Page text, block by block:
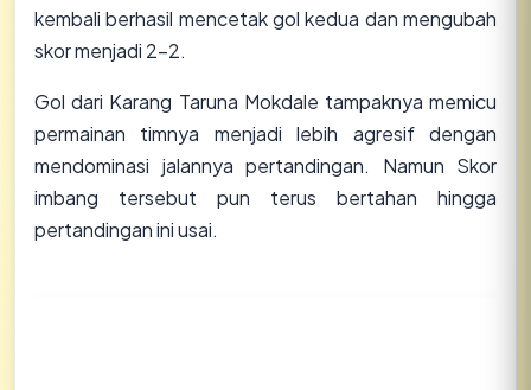
kembali berhasil mencetak gol kedua dan mengubah
skor menjadi 2-2.
Gol dari Karang Taruna Mokdale tampaknya memicu
permainan timnya menjadi lebih agresif dengan
mendominasi jalannya pertandingan. Namun Skor
imbang tersebut pun terus bertahan hingga
pertandingan ini usai.